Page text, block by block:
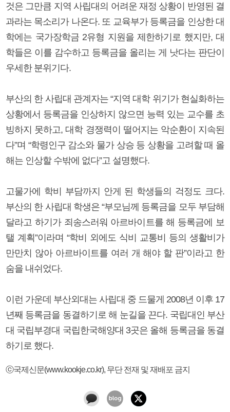
것은 그만큼 지역 사립대의 어려운 재정 상황이 반영된 결
과라는 목소리가 나온다. 또 교육부가 등록금을 인상한 대
학에는 국가장학금 2유형 지원을 제한하기로 했지만, 대
학들은 이를 감수하고 등록금을 올리는 게 낫다는 판단이
우세한 분위기다.
부산의 한 사립대 관계자는 “지역 대학 위기가 현실화하는
상황에서 등록금을 인상하지 않으면 능력 있는 교수를 초
빙하지 못하고, 대학 경쟁력이 떨어지는 악순환이 지속된
다”며 “학령인구 감소와 물가 상승 등 상황을 고려할 때 올
해는 인상할 수밖에 없다”고 설명했다.
고물가에 학비 부담까지 안게 된 학생들의 걱정도 크다.
부산의 한 사립대 학생은 “부모님께 등록금을 모두 부담해
달라고 하기가 죄송스러워 아르바이트를 해 등록금에 보
탤 계획”이라며 “학비 외에도 식비 교통비 등의 생활비가
만만치 않아 아르바이트를 여러 개 해야 할 판”이라고 한
숨을 내쉬었다.
이런 가운데 부산외대는 사립대 중 드물게 2008년 이후 17
년째 등록금을 동결하기로 해 눈길을 끈다. 국립대인 부산
대 국립부경대 국립한국해양대 3곳은 올해 등록금을 동결
하기로 했다.
ⓒ국제신문(www.kookje.co.kr), 무단 전재 및 재배포 금지